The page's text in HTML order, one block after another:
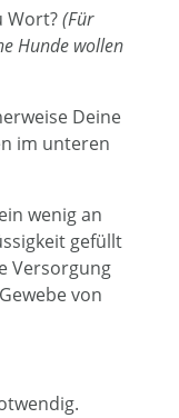
Wort?(Für
Hunde wollen
Deine
im unteren
wenig an
gefüllt
Versorgung
von